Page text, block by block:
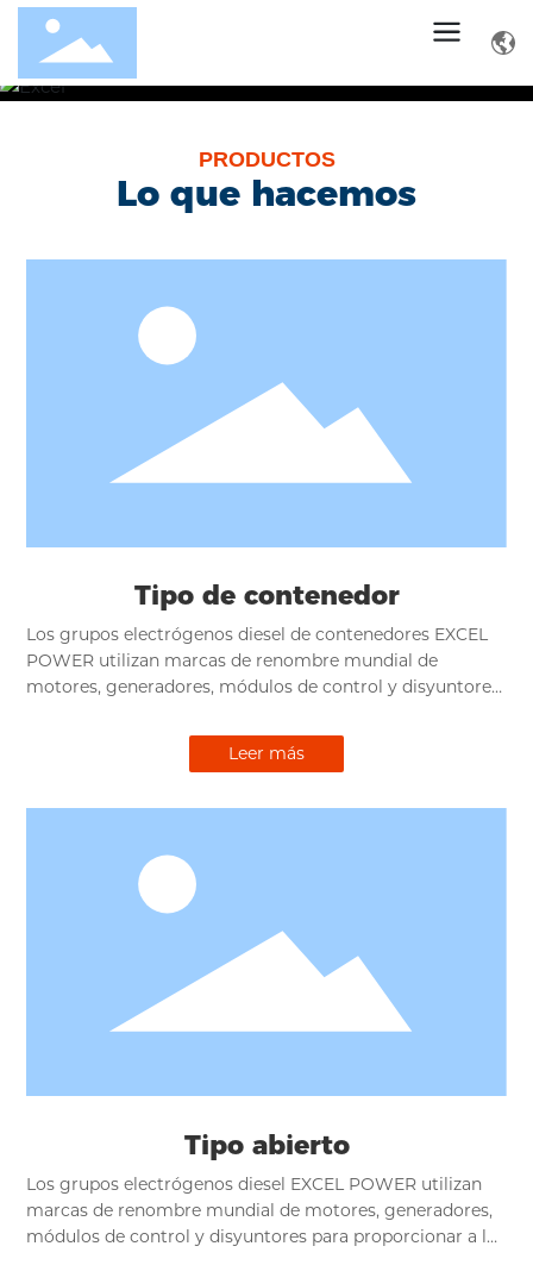
PRODUCTOS
Lo que hacemos
Tipo de contenedor
Los grupos electrógenos diesel de contenedores EXCEL
POWER utilizan marcas de renombre mundial de
motores, generadores, módulos de control y disyuntores,
resistente, excelente reducción de ruido, diseño científico
de admisión de aire, además de estandarización y
Leer más
Tipo abierto
Los grupos electrógenos diesel EXCEL POWER utilizan
marcas de renombre mundial de motores, generadores,
módulos de control y disyuntores para proporcionar a los